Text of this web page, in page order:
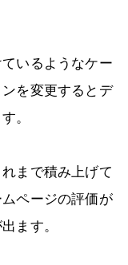
いるようなケー
を変更するとデ
。
まで積み上げて
ページの評価が
ます。